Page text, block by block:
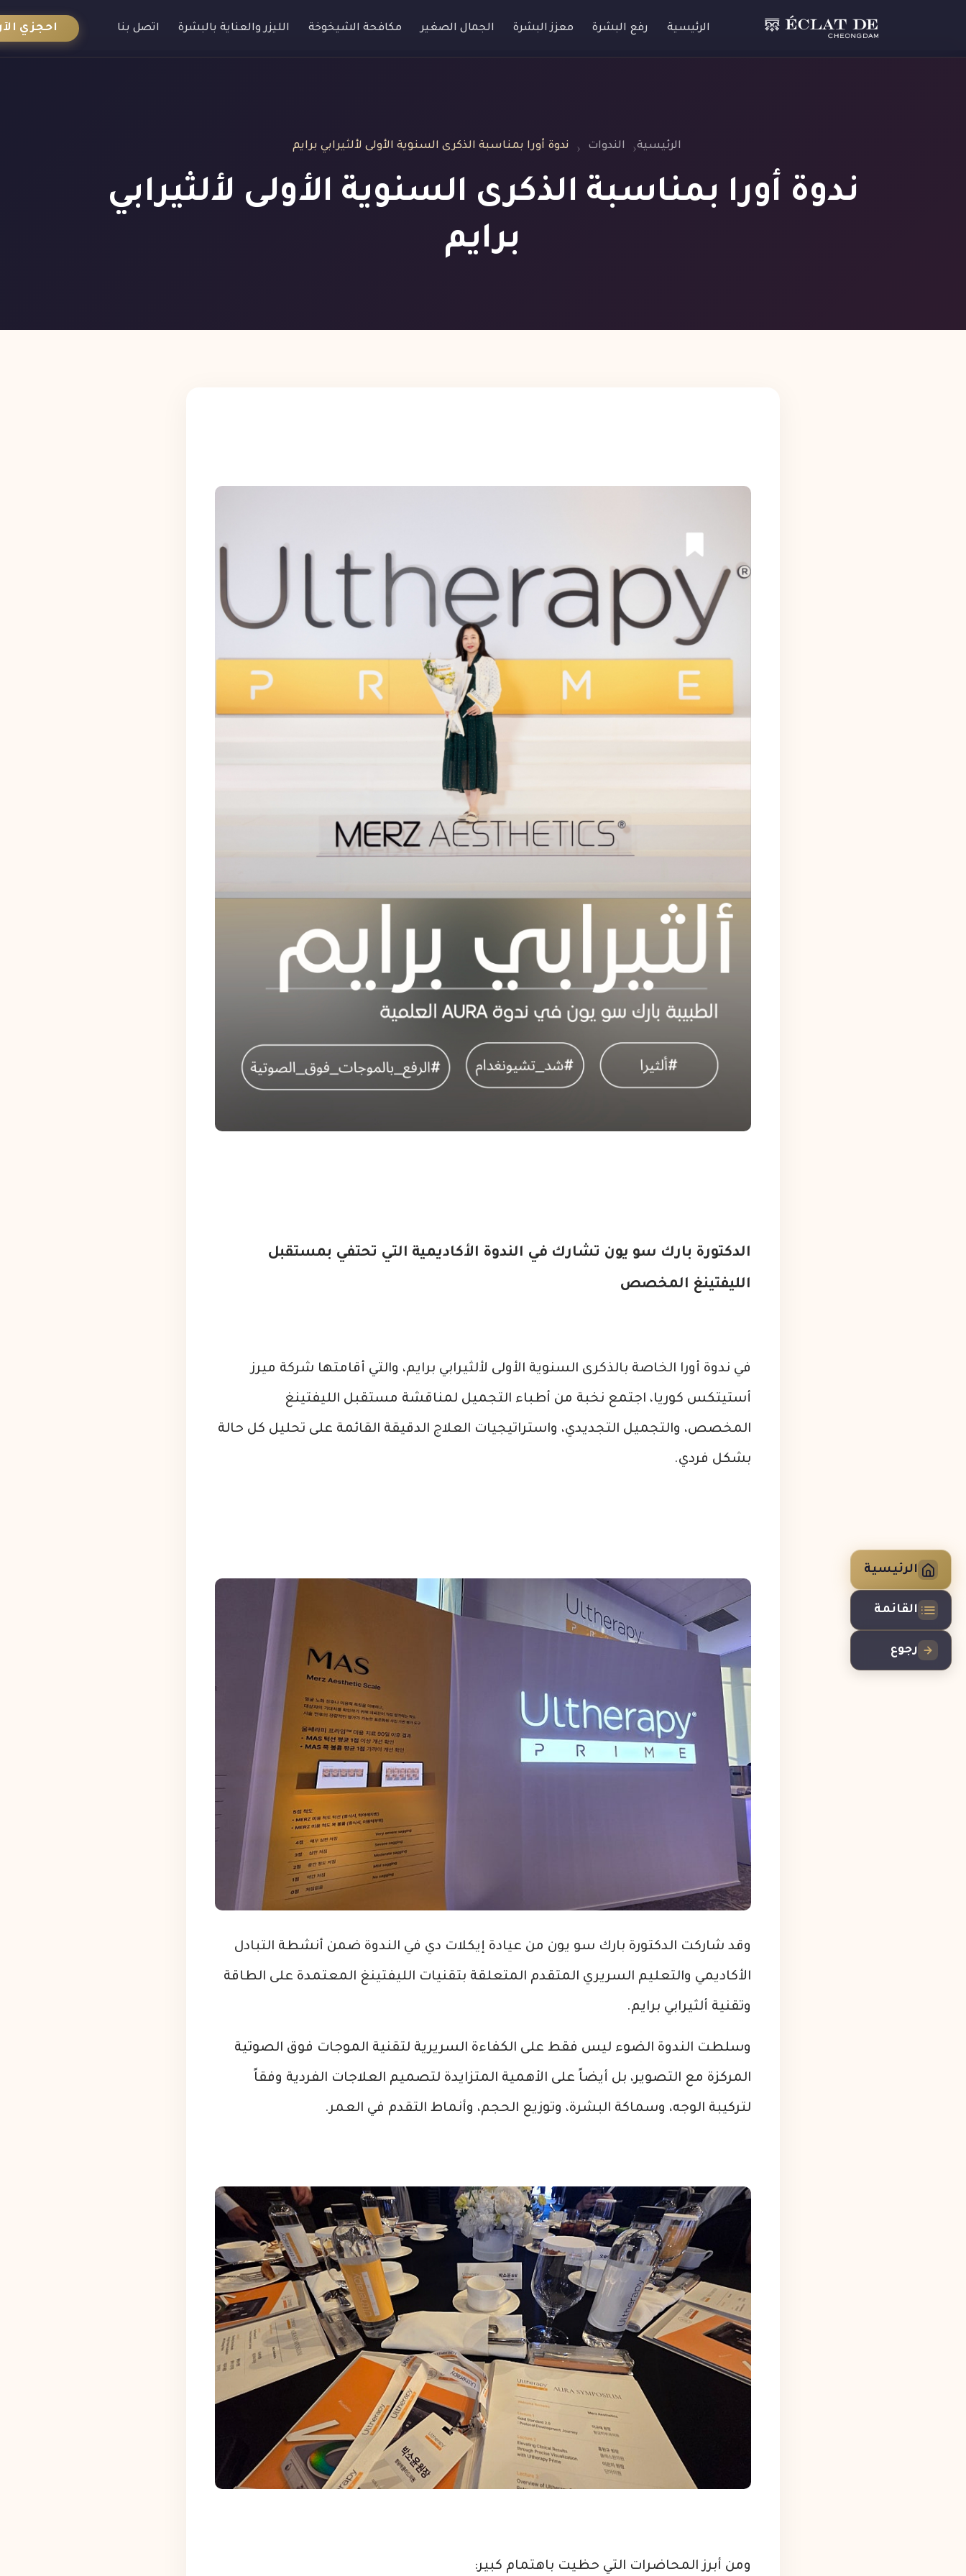
الرئيسية رفع البشرة معزز البشرة الجمال الصغير مكافحة الشيخوخة الليزر والعناية بالبشرة اتصل بنا احجزي
الرئيسية الندوات ندوة أورا بمناسبة الذكرى السنوية الأولى لألثيرابي برايم
ندوة أورا بمناسبة الذكرى السنوية الأولى لألثيرابي
برايم
الدكتورة بارك سو يون تشارك في الندوة الأكاديمية التي تحتفي بمستقبل
الليفتينغ المخصص
في ندوة أورا الخاصة بالذكرى السنوية الأولى لألثيرابي برايم، والتي أقامتها شركة ميرز
أستيتكس كوريا، اجتمع نخبة من أطباء التجميل لمناقشة مستقبل الليفتينغ
المخصص، والتجميل التجديدي، واستراتيجيات العلاج الدقيقة القائمة على تحليل كل حالة
بشكل فردي.
وقد شاركت الدكتورة بارك سو يون من عيادة إيكلات دي في الندوة ضمن أنشطة التبادل
الأكاديمي والتعليم السريري المتقدم المتعلقة بتقنيات الليفتينغ المعتمدة على الطاقة
وتقنية ألثيرابي برايم.
وسلطت الندوة الضوء ليس فقط على الكفاءة السريرية لتقنية الموجات فوق الصوتية
المركزة مع التصوير، بل أيضاً على الأهمية المتزايدة لتصميم العلاجات الفردية وفقاً
لتركيبة الوجه، وسماكة البشرة، وتوزيع الحجم، وأنماط التقدم في العمر.
ومن أبرز المحاضرات التي حظيت باهتمام كبير:
الرئيسية
القائمة
رجوع